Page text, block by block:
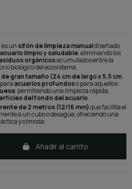
es un sifón de limpieza manualdiseñado
limpio y saludable, eliminando los
orgánicosacumulados entre la
biológico del ecosistema.
gran tamaño (24 cm de largo x 5,5 cm
acuarios profundoso para aquellos
, permitiendo una limpieza rápida,
del fondo del acuario.
de 2 metros (12/16 mm)que facilita el
a un cubo o desagüe, ofreciendo una
y cómoda.
Añadir al carrito